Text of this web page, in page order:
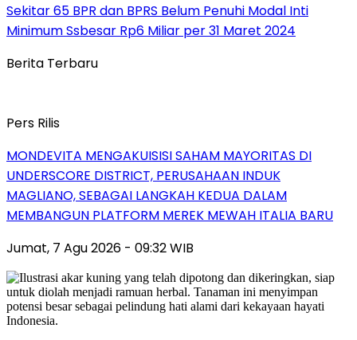
Sekitar 65 BPR dan BPRS Belum Penuhi Modal Inti
Minimum Ssbesar Rp6 Miliar per 31 Maret 2024
Berita Terbaru
Pers Rilis
MONDEVITA MENGAKUISISI SAHAM MAYORITAS DI
UNDERSCORE DISTRICT, PERUSAHAAN INDUK
MAGLIANO, SEBAGAI LANGKAH KEDUA DALAM
MEMBANGUN PLATFORM MEREK MEWAH ITALIA BARU
Jumat, 7 Agu 2026 - 09:32 WIB